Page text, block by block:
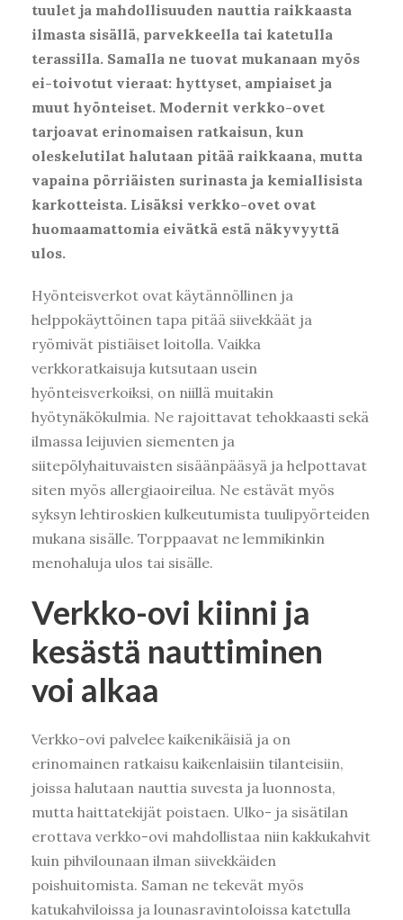
tuulet ja mahdollisuuden nauttia raikkaasta
ilmasta sisällä, parvekkeella tai katetulla
terassilla. Samalla ne tuovat mukanaan myös
ei-toivotut vieraat: hyttyset, ampiaiset ja
muut hyönteiset. Modernit verkko-ovet
tarjoavat erinomaisen ratkaisun, kun
oleskelutilat halutaan pitää raikkaana, mutta
vapaina pörriäisten surinasta ja kemiallisista
karkotteista. Lisäksi verkko-ovet ovat
huomaamattomia eivätkä estä näkyvyyttä
ulos.
Hyönteisverkot ovat käytännöllinen ja
helppokäyttöinen tapa pitää siivekkäät ja
ryömivät pistiäiset loitolla. Vaikka
verkkoratkaisuja kutsutaan usein
hyönteisverkoiksi, on niillä muitakin
hyötynäkökulmia. Ne rajoittavat tehokkaasti sekä
ilmassa leijuvien siementen ja
siitepölyhaituvaisten sisäänpääsyä ja helpottavat
siten myös allergiaoireilua. Ne estävät myös
syksyn lehtiroskien kulkeutumista tuulipyörteiden
mukana sisälle. Torppaavat ne lemmikinkin
menohaluja ulos tai sisälle.
Verkko-ovi kiinni ja
kesästä nauttiminen
voi alkaa
Verkko-ovi palvelee kaikenikäisiä ja on
erinomainen ratkaisu kaikenlaisiin tilanteisiin,
joissa halutaan nauttia suvesta ja luonnosta,
mutta haittatekijät poistaen. Ulko- ja sisätilan
erottava verkko-ovi mahdollistaa niin kakkukahvit
kuin pihvilounaan ilman siivekkäiden
poishuitomista. Saman ne tekevät myös
katukahviloissa ja lounasravintoloissa katetulla